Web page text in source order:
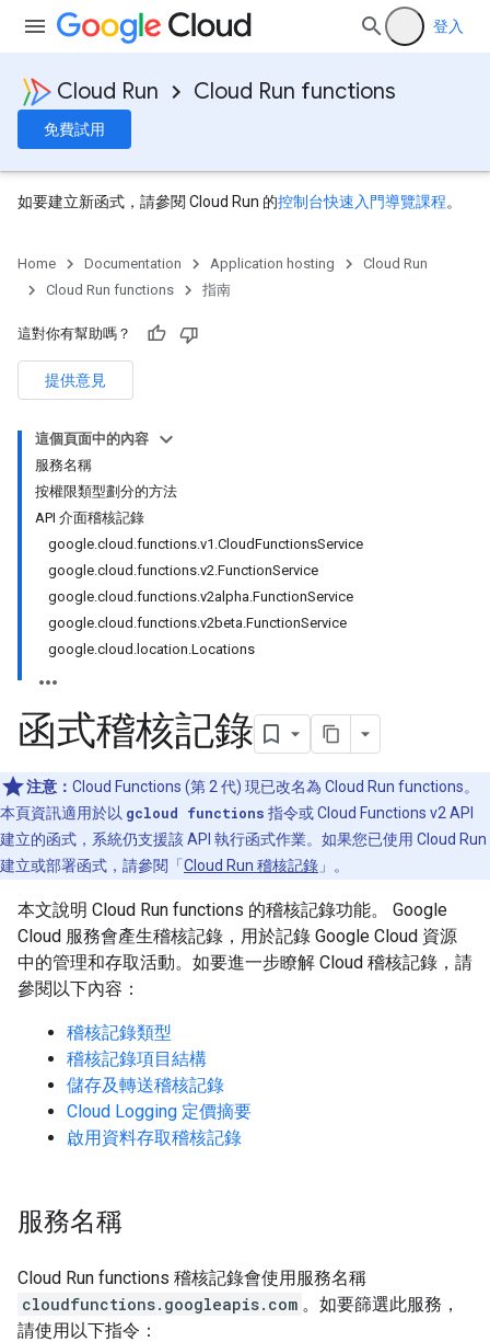
登入
Cloud Run Cloud Run functions
免費試用
如要建立新函式，請參閱 Cloud Run 的控制台快速入門導覽課程。
Home Documentation Application hosting
Cloud Run
Cloud Run functions
指南
這對你有幫助嗎？
提供意見
這個頁面中的內容
服務名稱
按權限類型劃分的方法
API 介面稽核記錄
google.cloud.functions.v1.CloudFunctionsService
google.cloud.functions.v2.FunctionService
google.cloud.functions.v2alpha.FunctionService
google.cloud.functions.v2beta.FunctionService
google.cloud.location.Locations
函式稽核記錄
注意： Cloud Functions (第 2 代) 現已改名為 Cloud Run functions。
本頁資訊適用於以 gcloud functions 指令或 Cloud Functions v2 API
建立的函式，系統仍支援該 API 執行函式作業。如果您已使用 Cloud Run
建立或部署函式，請參閱「 Cloud Run 稽核記錄 」。
本文說明 Cloud Run functions 的稽核記錄功能。 Google
Cloud 服務會產生稽核記錄，用於記錄 Google Cloud 資源
中的管理和存取活動。如要進一步瞭解 Cloud 稽核記錄，請
參閱以下內容：
稽核記錄類型
稽核記錄項目結構
儲存及轉送稽核記錄
Cloud Logging 定價摘要
啟用資料存取稽核記錄
服務名稱
Cloud Run functions 稽核記錄會使用服務名稱
cloudfunctions.googleapis.com 。如要篩選此服務，
請使用以下指令：